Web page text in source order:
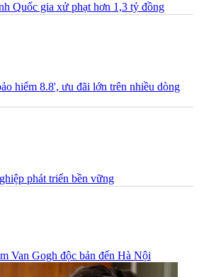
Quốc gia xử phạt hơn 1,3 tỷ đồng
hiểm 8.8', ưu đãi lớn trên nhiều dòng
phát triển bền vững
Van Gogh độc bản đến Hà Nội